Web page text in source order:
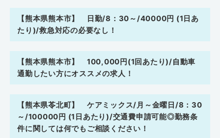
【熊本県熊本市】 日勤/8：30～/40000円 (1日あ
たり)/救急対応の必要なし！
【熊本県熊本市】 100,000円(1回あたり)/自動車
通勤したい方にオススメの求人！
【熊本県苓北町】 ケアミックス/月～金曜日/8：30
～/100000円 (1日あたり)/交通費申請可能◎勤務条
件に関しては何でもご相談ください！